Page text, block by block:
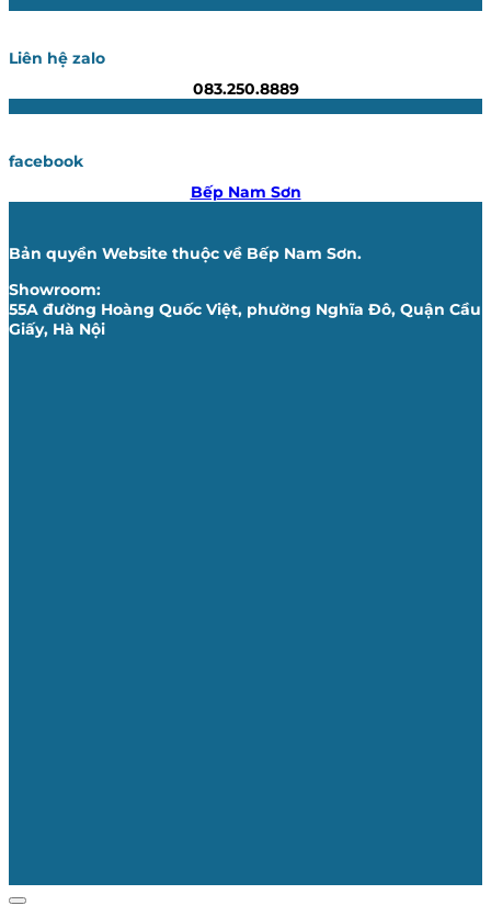
Liên hệ zalo
083.250.8889
facebook
Bếp Nam Sơn
Bản quyền Website thuộc về Bếp Nam Sơn.
Showroom:
55A đường Hoàng Quốc Việt, phường Nghĩa Đô, Quận Cầu
Giấy, Hà Nội